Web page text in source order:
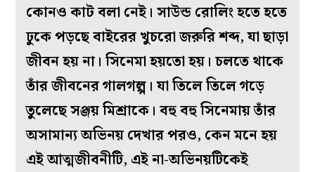
কোনও কাট বলা নেই। সাউন্ড রোলিং হতে হতে
ঢুকে পড়ছে বাইরের খুচরো জরুরি শব্দ, যা ছাড়া
জীবন হয় না। সিনেমা হয়তো হয়।চলতে থাকে
তাঁর জীবনের গালগল্প। যা তিলে তিলে গড়ে
তুলেছে সঞ্জয় মিশ্রাকে। বহু বহু সিনেমায় তাঁর
অসামান্য অভিনয় দেখার পরও, কেন মনে হয়
এই আত্মজীবনীটি, এই না-অভিনয়টিকেই